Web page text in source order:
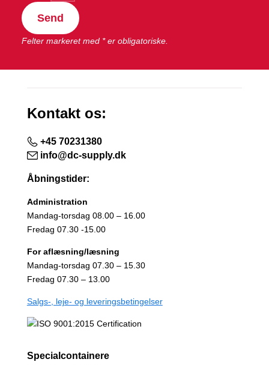
Send
Felter markeret med * er obligatoriske.
Kontakt os:
+45 70231380
info@dc-supply.dk
Åbningstider:
Administration
Mandag-torsdag 08.00 – 16.00
Fredag 07.30 -15.00
For aflæsning/læsning
Mandag-torsdag 07.30 – 15.30
Fredag 07.30 – 13.00
Salgs-, leje- og leveringsbetingelser
Specialcontainere